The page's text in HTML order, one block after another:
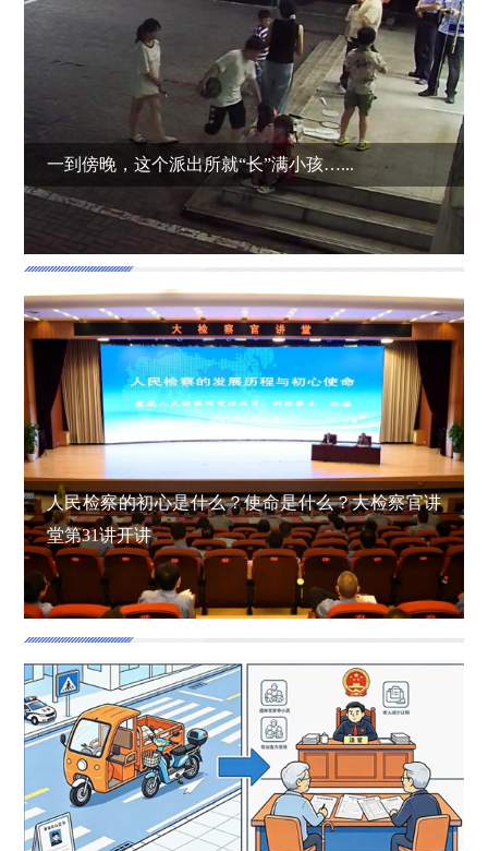
一到傍晚，这个派出所就“长”满小孩…...
更多>
人民检察的初心是什么？使命是什么？大检察官讲
堂第31讲开讲
以案释法 更多>